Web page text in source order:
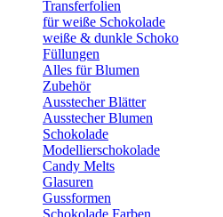
Transferfolien
für weiße Schokolade
weiße & dunkle Schoko
Füllungen
Alles für Blumen
Zubehör
Ausstecher Blätter
Ausstecher Blumen
Schokolade
Modellierschokolade
Candy Melts
Glasuren
Gussformen
Schokolade Farben